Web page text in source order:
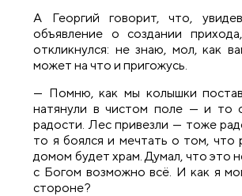
А Георгий говорит, что,
объявление о создании
откликнулся: не знаю, мол, как
может на что и пригожусь.
— Помню, как мы колышки
натянули в чистом поле — и то
радости. Лес привезли — тоже
то я боялся и мечтать о том, что
домом будет храм. Думал, что это
с Богом возможно всё. И как я
стороне?